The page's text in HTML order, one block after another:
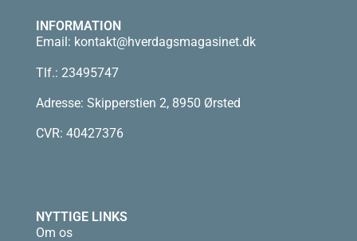
INFORMATION
Email: kontakt@hverdagsmagasinet.dk
Tlf.: 23495747
Adresse: Skipperstien 2, 8950 Ørsted
CVR: 40427376
NYTTIGE LINKS
Om os